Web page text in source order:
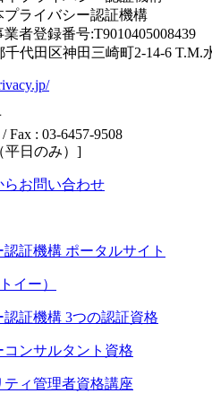
ライバシー認証機構
者登録番号:T9010405008439
千代田区神田三崎町2-14-6 T.M.
Fax : 03-6457-9508
平日のみ）]
らお問い合わせ
証機構 ポータルサイト
イー）
認証機構 3つの認証資格
ンサルタント資格
ィ管理者資格講座